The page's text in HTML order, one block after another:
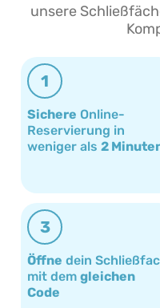
unsere
1
Sichere Online-
Reservierung in
weniger als 2
3
Öffne dein
mit dem gleichen
Code